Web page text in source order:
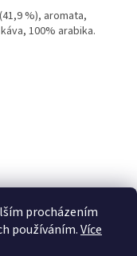
procházením
používáním.Více
%), aromata,
100% arabika.
Zboží.cz Firmy.cz